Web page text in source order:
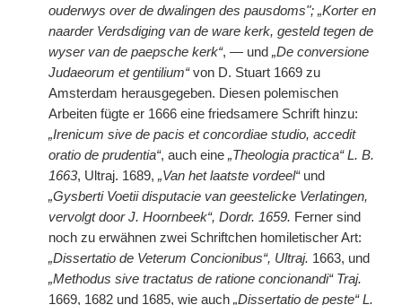
ouderwys over de dwalingen des pausdoms"; „Korter en
naarder Verdsdiging van de ware kerk, gesteld tegen de
wyser van de paepsche kerk“, — und „De conversione
Judaeorum et gentilium“von D. Stuart 1669 zu
Amsterdam herausgegeben. Diesen polemischen
Arbeiten fügte er 1666 eine friedsamere Schrift hinzu:
„Irenicum sive de pacis et concordiae studio, accedit
oratio de prudentia“, auch eine „Theologia practica“ L. B.
1663, Ultraj. 1689, „Van het laatste vordeel“und
„Gysberti Voetii disputacie van geestelicke Verlatingen,
vervolgt door J. Hoornbeek“, Dordr. 1659. Ferner sind
noch zu erwähnen zwei Schriftchen homiletischer Art:
„Dissertatio de Veterum Concionibus“, Ultraj. 1663, und
„Methodus sive tractatus de ratione concionandi“ Traj.
1669, 1682 und 1685, wie auch „Dissertatio de peste“ L.